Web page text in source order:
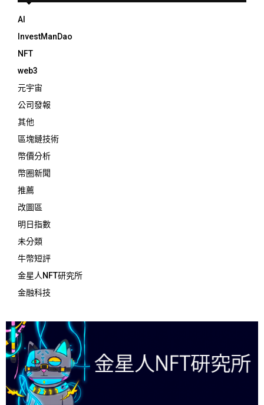
AI
InvestManDao
NFT
web3
元宇宙
公司發報
其他
區塊鏈技術
幣價分析
幣圈新聞
推薦
改圖區
明日指數
未分類
牛幣短評
金星人NFT研究所
金融科技